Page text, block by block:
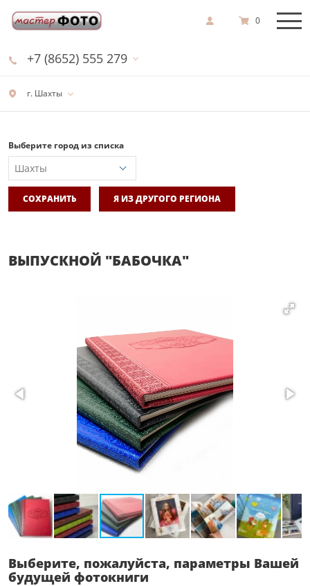
г. Шахты
+7 (8652) 555 279
0
Выберите город из списка
СОХРАНИТЬ Я ИЗ ДРУГОГО РЕГИОНА
ВЫПУСКНОЙ "БАБОЧКА"
Выберите, пожалуйста, параметры Вашей
будущей фотокниги